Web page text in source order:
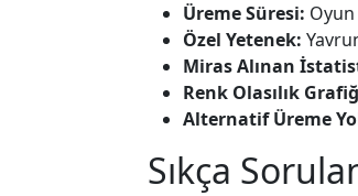
Üreme Süresi:
Özel Yetenek:
Miras Alınan
Renk Olasılık
Alternatif Üreme
Sıkça